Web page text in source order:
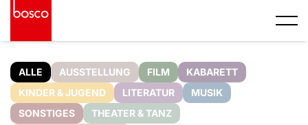
ALLE AUSSTELLUNG FILM
KABARETT
KINDER & JUGEND
LITERATUR
MUSIK
SONSTIGES
THEATER & TANZ